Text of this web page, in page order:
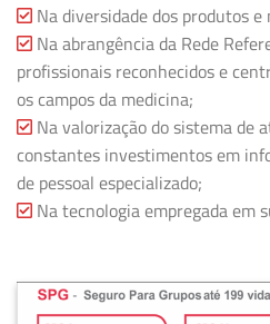
Na diversidade dos produtos
Na abrangência da Rede
profissionais reconhecidos e
os campos da medicina;
Na valorização do sistema de
constantes investimentos em
de pessoal especializado;
Na tecnologia empregada em